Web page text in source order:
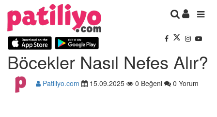
Böcekler Nasıl Nefes Alır?
Patiliyo.com 15.09.2025 0 Beğeni 0 Yorum